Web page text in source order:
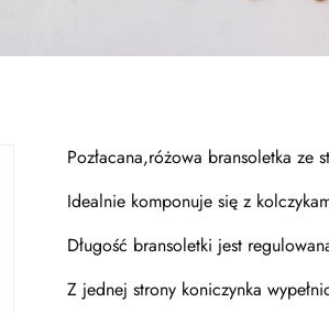
Pozłacana,różowa bransoletka ze
Idealnie komponuje się z
Długość bransoletki jest
Z jednej strony koniczynka